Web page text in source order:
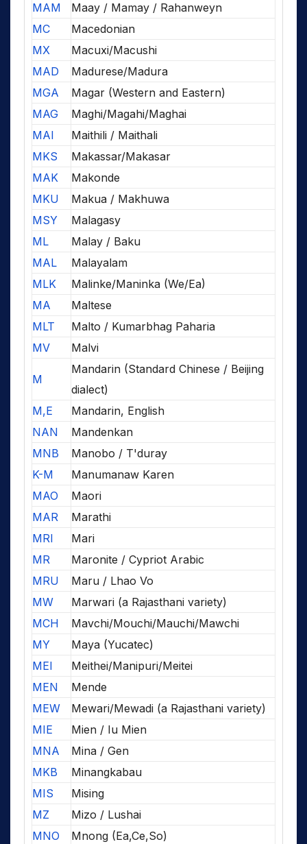
MAM
Maay / Mamay / Rahanweyn
MC
Macedonian
MX
Macuxi/Macushi
MAD
Madurese/Madura
MGA
Magar (Western and Eastern)
MAG
Maghi/Magahi/Maghai
MAI
Maithili / Maithali
MKS
Makassar/Makasar
MAK
Makonde
MKU
Makua / Makhuwa
MSY
Malagasy
ML
Malay / Baku
MAL
Malayalam
MLK
Malinke/Maninka (We/Ea)
MA
Maltese
MLT
Malto / Kumarbhag Paharia
MV
Malvi
M
Mandarin (Standard Chinese / Beijing
dialect)
M,E
Mandarin, English
NAN
Mandenkan
MNB
Manobo / T'duray
K-M
Manumanaw Karen
MAO
Maori
MAR
Marathi
MRI
Mari
MR
Maronite / Cypriot Arabic
MRU
Maru / Lhao Vo
MW
Marwari (a Rajasthani variety)
MCH
Mavchi/Mouchi/Mauchi/Mawchi
MY
Maya (Yucatec)
MEI
Meithei/Manipuri/Meitei
MEN
Mende
MEW
Mewari/Mewadi (a Rajasthani variety)
MIE
Mien / Iu Mien
MNA
Mina / Gen
MKB
Minangkabau
MIS
Mising
MZ
Mizo / Lushai
MNO
Mnong (Ea,Ce,So)